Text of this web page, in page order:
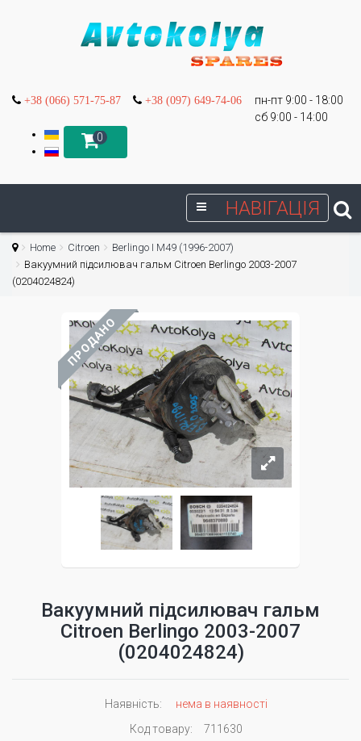
+38 (066) 571-75-87 +38 (097) 649-74-06
пн-пт 9:00 - 18:00
сб 9:00 - 14:00
0
НАВІГАЦІЯ
Home Citroen
Berlingo I М49 (1996-2007)
Вакуумний підсилювач гальм Citroen Berlingo 2003-2007
(0204024824)
ПРОДАНО
Вакуумний підсилювач гальм
Citroen Berlingo 2003-2007
(0204024824)
Наявність:
нема в наявності
Код товару:
711630